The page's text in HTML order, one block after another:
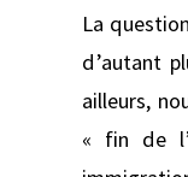
La
d’autant
ailleurs,
« fin de